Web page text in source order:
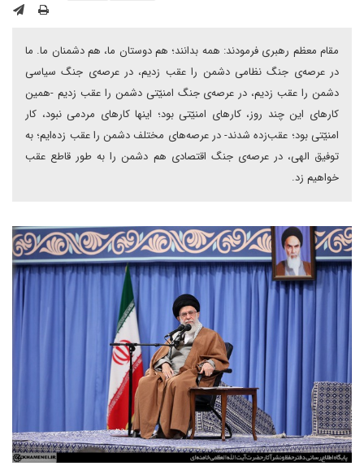
مقام معظم رهبری فرمودند: همه بدانند؛ هم دوستان ما، هم دشمنان ما. ما
در عرصه‌ی جنگ نظامی دشمن را عقب زدیم، در عرصه‌ی جنگ سیاسی
دشمن را عقب زدیم، در عرصه‌ی جنگ امنیّتی دشمن را عقب زدیم -همین
کارهای این چند روز، کارهای امنیّتی بود؛ اینها کارهای مردمی نبود، کار
امنیّتی بود؛ عقب‌زده شدند- در عرصه‌های مختلف دشمن را عقب زده‌ایم؛ به
توفیق الهی، در عرصه‌ی جنگ اقتصادی هم دشمن را به طور قاطع عقب
خواهیم زد.